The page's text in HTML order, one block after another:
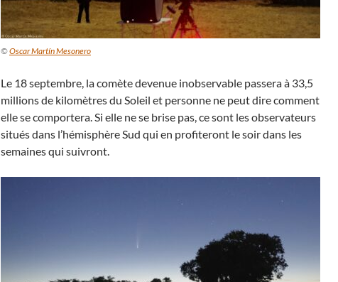
©Oscar Martín Mesonero
Le 18 septembre, la comète devenue inobservable passera à 33,5
millions de kilomètres du Soleil et personne ne peut dire comment
elle se comportera. Si elle ne se brise pas, ce sont les observateurs
situés dans l’hémisphère Sud qui en profiteront le soir dans les
semaines qui suivront.